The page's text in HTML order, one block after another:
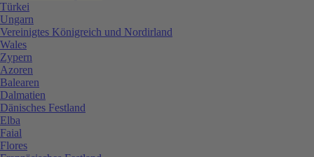
Türkei
Ungarn
Vereinigtes Königreich und Nordirland
Wales
Zypern
Azoren
Balearen
Dalmatien
Dänisches Festland
Elba
Faial
Flores